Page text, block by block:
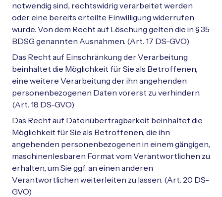
notwendig sind, rechtswidrig verarbeitet werden
oder eine bereits erteilte Einwilligung widerrufen
wurde. Von dem Recht auf Löschung gelten die in § 35
BDSG genannten Ausnahmen. (Art. 17 DS-GVO)
Das Recht auf Einschränkung der Verarbeitung
beinhaltet die Möglichkeit für Sie als Betroffenen,
eine weitere Verarbeitung der ihn angehenden
personenbezogenen Daten vorerst zu verhindern.
(Art. 18 DS-GVO)
Das Recht auf Datenübertragbarkeit beinhaltet die
Möglichkeit für Sie als Betroffenen, die ihn
angehenden personenbezogenen in einem gängigen,
maschinenlesbaren Format vom Verantwortlichen zu
erhalten, um Sie ggf. an einen anderen
Verantwortlichen weiterleiten zu lassen. (Art. 20 DS-
GVO)